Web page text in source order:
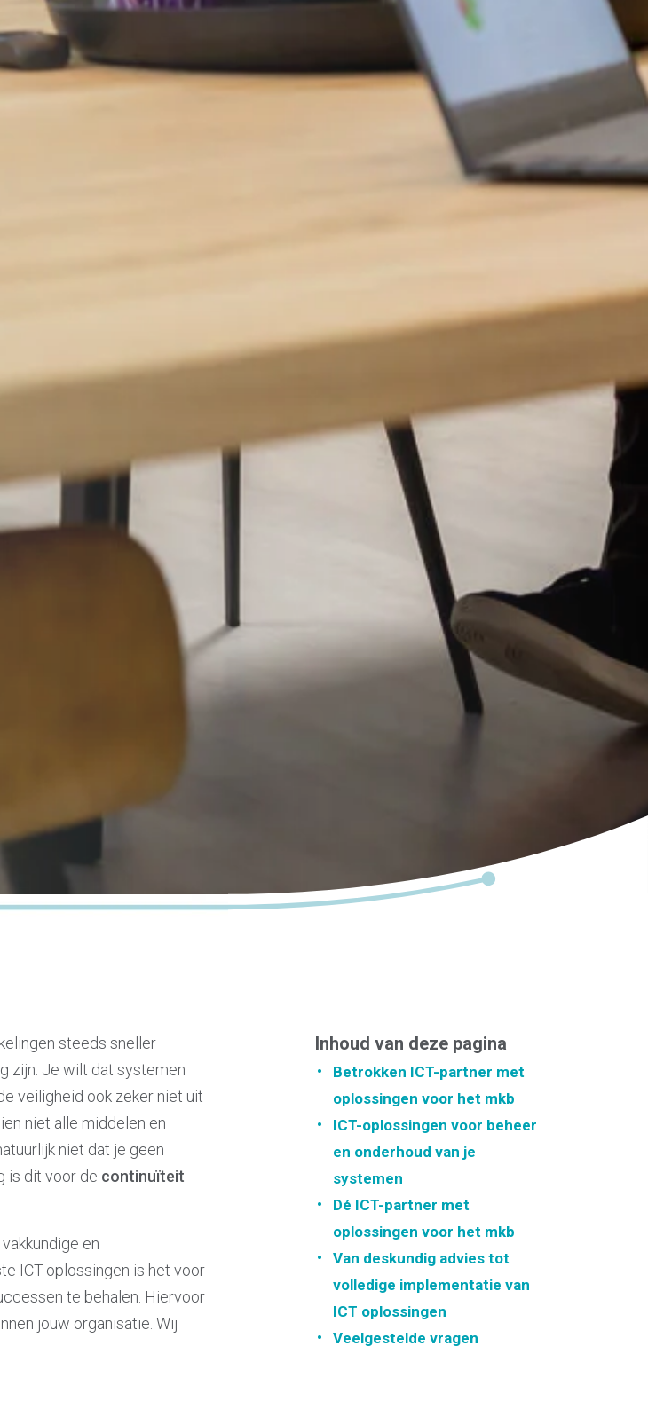
steeds sneller
zijn. Je wilt dat systemen
veiligheid ook zeker niet uit
niet alle middelen en
niet dat je geen
is dit voor de continuïteit
en
ICT-oplossingen is het voor
te behalen. Hiervoor
jouw organisatie. Wij
Inhoud van deze pagina
Betrokken ICT-partner met
oplossingen voor het mkb
ICT-oplossingen voor beheer
en onderhoud van je
systemen
Dé ICT-partner met
oplossingen voor het mkb
Van deskundig advies tot
volledige implementatie van
ICT oplossingen
Veelgestelde vragen